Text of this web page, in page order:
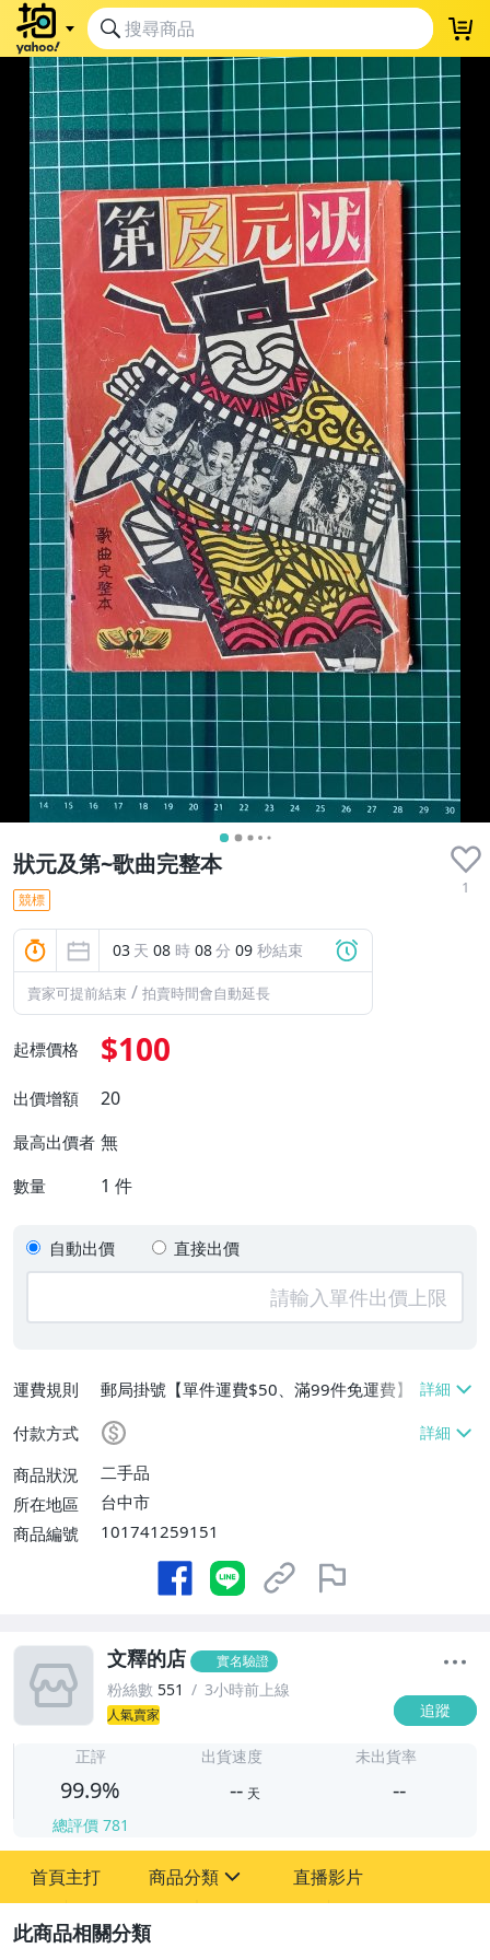
狀元及第~歌曲完整本
1
競標
03 天 08 時 08分 08 秒結束
賣家可提前結束 / 拍賣時間會自動延長
起標價格 $100
出價增額 20
最高出價者 無
數量 1 件
自動出價 直接出價
運費規則
郵局掛號【單件運費$50、滿99件免運費】
付款方式
商品狀況
二手品
所在地區
台中市
商品編號
101741259151
文釋的店 實名驗證
粉絲數 551 3小時前上線
人氣賣家 追蹤
正評
99.9%
總評價 781
出貨速度
-- 天
未出貨率
--
首頁主打 商品分類
古董、藝術與礦石
直播影片